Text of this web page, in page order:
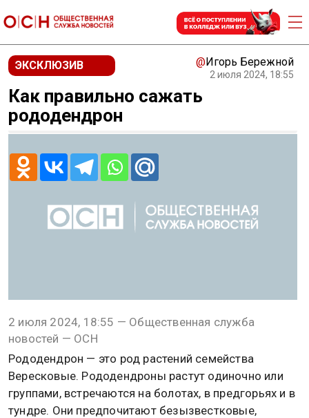
ЭКСКЛЮЗИВ @Игорь Бережной
2 июля 2024, 18:55
Как правильно сажать
рододендрон
2 июля 2024, 18:55 — Общественная служба
новостей — ОСН
Рододендрон — это род растений семейства
Вересковые. Рододендроны растут одиночно или
группами, встречаются на болотах, в предгорьях и в
тундре. Они предпочитают безызвестковые,